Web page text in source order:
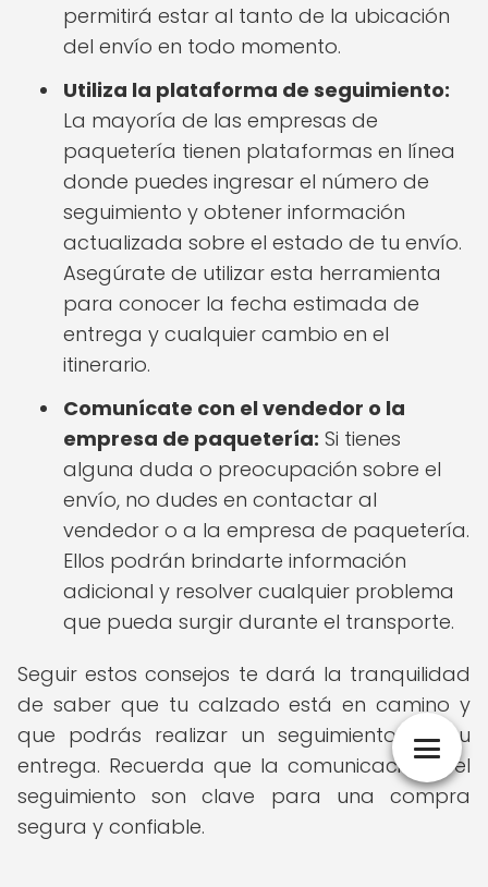
permitirá estar al tanto de la ubicación
del envío en todo momento.
Utiliza la plataforma de seguimiento:
La mayoría de las empresas de
paquetería tienen plataformas en línea
donde puedes ingresar el número de
seguimiento y obtener información
actualizada sobre el estado de tu envío.
Asegúrate de utilizar esta herramienta
para conocer la fecha estimada de
entrega y cualquier cambio en el
itinerario.
Comunícate con el vendedor o la
empresa de paquetería: Si tienes
alguna duda o preocupación sobre el
envío, no dudes en contactar al
vendedor o a la empresa de paquetería.
Ellos podrán brindarte información
adicional y resolver cualquier problema
que pueda surgir durante el transporte.
Seguir estos consejos te dará la tranquilidad
de saber que tu calzado está en camino y
que podrás realizar un seguimiento de su
entrega. Recuerda que la comunicación y el
seguimiento son clave para una compra
segura y confiable.